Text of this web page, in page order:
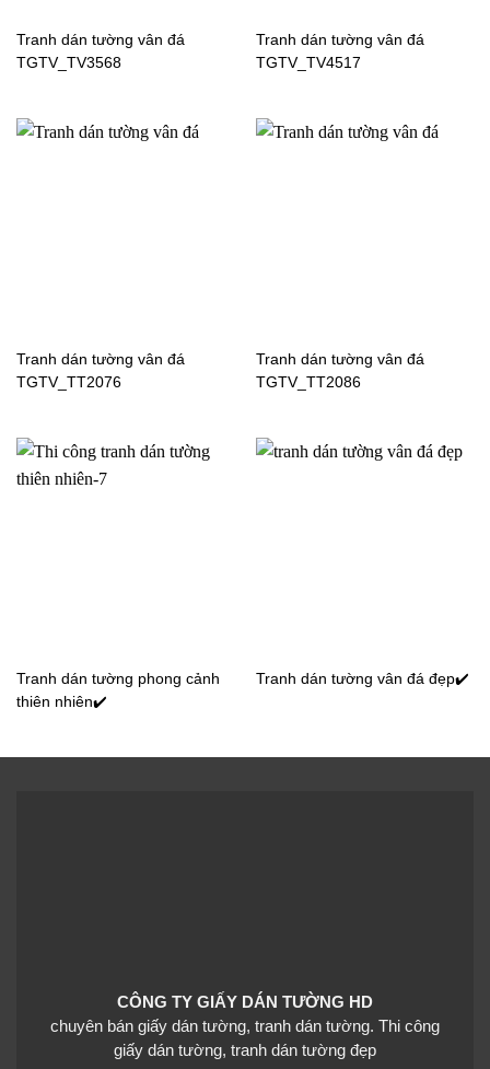
Tranh dán tường vân đá
TGTV_TV3568
Tranh dán tường vân đá
TGTV_TV4517
Tranh dán tường vân đá
TGTV_TT2076
Tranh dán tường vân đá
TGTV_TT2086
Tranh dán tường phong cảnh
thiên nhiên✔️
Tranh dán tường vân đá đẹp✔️
CÔNG TY GIẤY DÁN TƯỜNG HD
chuyên bán giấy dán tường, tranh dán tường. Thi công
giấy dán tường, tranh dán tường đẹp